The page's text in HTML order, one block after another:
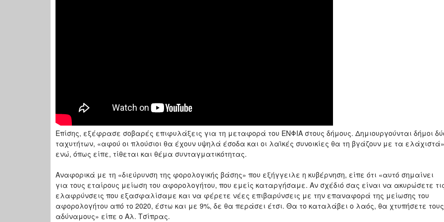
Επίσης, εξέφρασε σοβαρές επιφυλάξεις για τη μεταφορά του ΕΝΦΙΑ στους δήμους. Δημιουργούνται δήμοι
ταχυτήτων, «αφού οι πλούσιοι θα έχουν υψηλά έσοδα και οι λαϊκές συνοικίες θα τη βγάζουν με τα
ενώ, όπως είπε, τίθεται και θέμα συνταγματικότητας.
Αναφορικά με τη «διεύρυνση της φορολογικής βάσης» που εξήγγειλε η κυβέρνηση, είπε ότι «αυτό σημαίνει
για τους εταίρους μείωση του αφορολογήτου, που εμείς καταργήσαμε. Αν σχέδιό σας είναι να ακυρώσετε
ελαφρύνσεις που εξασφαλίσαμε και να φέρετε νέες επιβαρύνσεις με την επαναφορά της μείωσης του
αφορολογήτου από το 2020, έστω και με 9%, δε θα περάσει έτσι. Θα το καταλάβει ο λαός, θα χτυπήσετε τους
αδύναμους» είπε ο Αλ. Τσίπρας.